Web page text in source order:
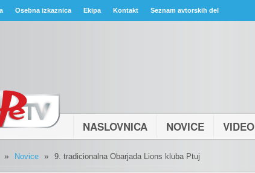
Osebna izkaznica Ekipa Kontakt Seznam avtorskih del
NASLOVNICA NOVICE VIDEO
» Novice » 9. tradicionalna Obarjada Lions kluba Ptuj